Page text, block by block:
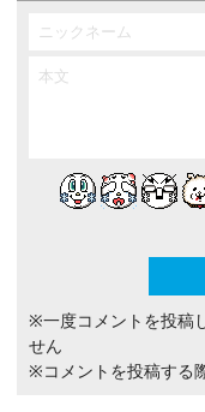
※一度コメントを投稿
せん
※コメントを投稿する